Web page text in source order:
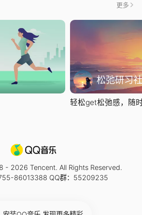
更多
松弛研习社
轻松get松弛感，随
- 2026 Tencent. All Rights Reserved.
86013388 QQ群：55209235